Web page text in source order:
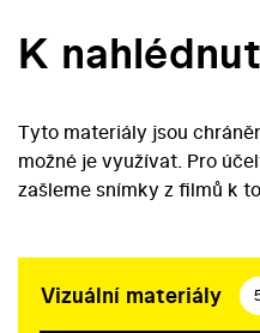
K
Tyto materiály jsou
možné je využívat. Pro
zašleme snímky z filmů k
Vizuální materiály